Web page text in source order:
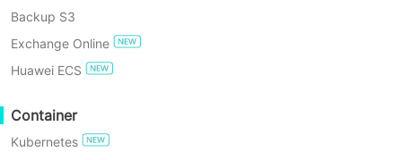
Conformità GDPR
Backup S3
Exchange Online
Huawei ECS
Container
Kubernetes
secondo o al minuto (RPO). La nostra
soluzione assicura anche un obiettivo
di tempo di recupero minimo (RTO)
interruzioni, garantendo una